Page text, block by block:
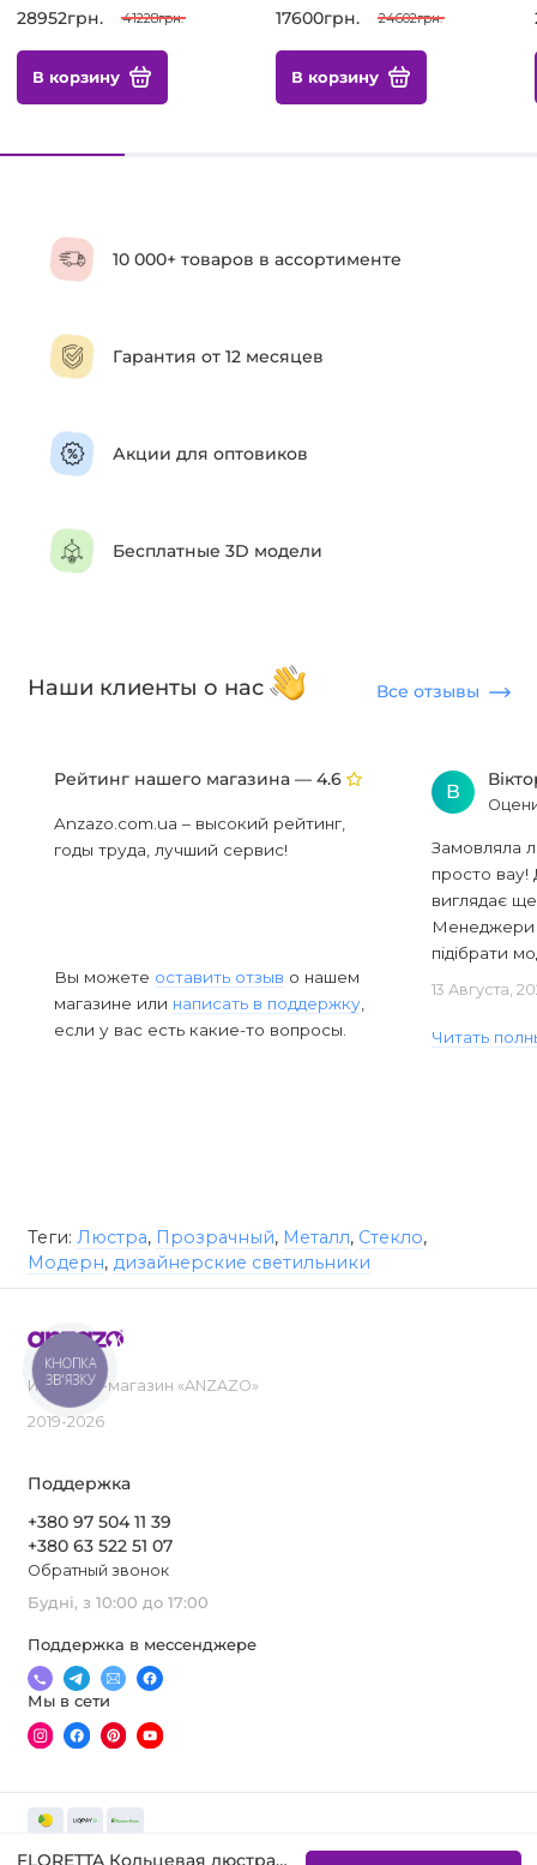
FLORETTA Кольцевая люстра светодиодная в спальню
28952грн. 41228грн.
В корзину
17600грн. 24602грн.
В корзину
10 000+ товаров в ассортименте
Гарантия от 12 месяцев
Акции для оптовиков
Бесплатные 3D модели
Наши клиенты о нас Все отзывы
Рейтинг нашего магазина — 4.6
Anzazo.com.ua – высокий рейтинг,
годы труда, лучший сервис!
Вы можете оставить отзыв о нашем
магазине или написать в поддержку
если у вас есть какие-то вопросы.
В
Замовляла
просто вау!
виглядає
Менеджери
підібрати
13 Августа,
Читать
Теги: Люстра, Прозрачный, Металл, Стекло,
Модерн, дизайнерские светильники
Интернет-магазин «ANZAZO»
2019-2026
Поддержка
+380 97 504 11 39
+380 63 522 51 07
Обратный звонок
Будні, з 10:00 до 17:00
Поддержка в мессенджере
Мы в сети
КНОПКА
ЗВ'ЯЗКУ